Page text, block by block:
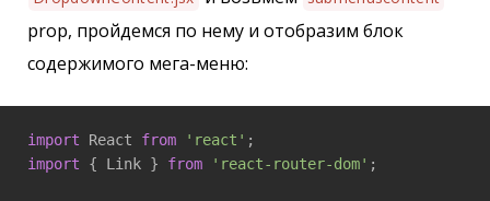
prop, пройдемся по нему и отобразим блок
содержимого мега-меню:
import React from 'react'
import { Link } from 'react-router-dom' ;